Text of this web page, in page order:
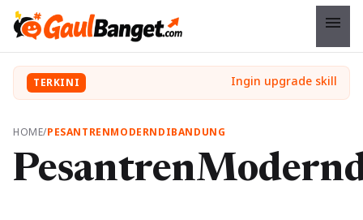
menu
TERKINI
HOME/PESANTRENMODERNDIBANDUNG